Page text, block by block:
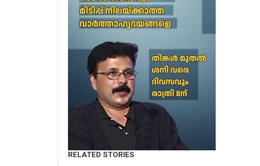
RELATED STORIES